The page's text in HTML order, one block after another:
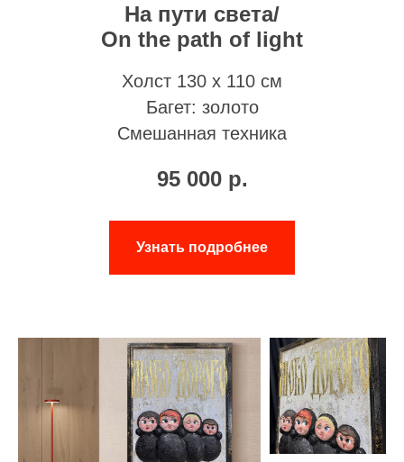
На пути света/
On the path of light
Холст 130 х 110 см
Багет: золото
Смешанная техника
95 000 р.
Узнать подробнее